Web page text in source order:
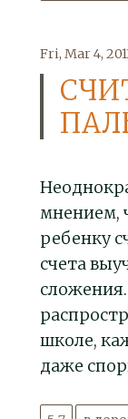
Fri, Mar 4,
мнением,
ребенку
счета
школе,
даже